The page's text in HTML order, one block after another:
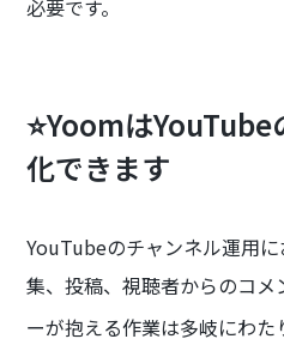
必要です。
⭐Yoomは
化できます
YouTubeのチャンネル運用
集、投稿、視聴者からのコメ
ーが抱える作業は多岐にわた